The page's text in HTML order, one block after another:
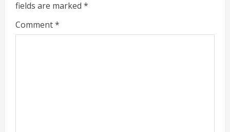
e
a
fields are marked *
Comment*